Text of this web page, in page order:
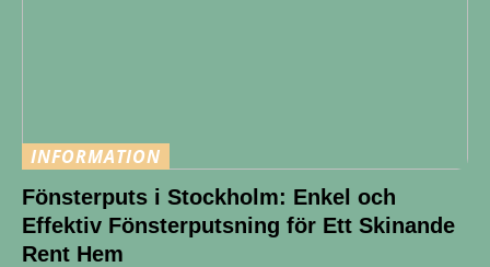
INFORMATION
Fönsterputs i Stockholm: Enkel och
Effektiv Fönsterputsning för Ett Skinande
Rent Hem